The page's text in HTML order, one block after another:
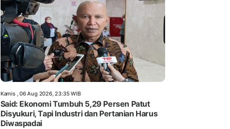
Kamis , 06 Aug 2026, 23:35 WIB
Said: Ekonomi Tumbuh 5,29 Persen Patut
Disyukuri, Tapi Industri dan Pertanian Harus
Diwaspadai